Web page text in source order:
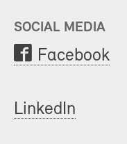
SOCIAL MEDIA
Facebook
LinkedIn